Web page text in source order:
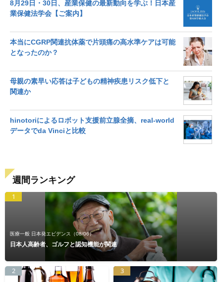
8月29日・30日、産業保健の最新動向を学ぶ！日本産
業保健法学会【ご案内】
本当にCGRP関連抗体薬で片頭痛の高水準ケアは可能
となったのか？
母親の素早い応答は子どもの精神疾患リスク低下と
関連か
hinotoriによるロボット支援前立腺全摘、real-world
データでda Vinciと比較
週間ランキング
1
医療一般 日本発エビデンス （08/06）
日本人高齢者、ゴルフと認知機能が関連
2 3